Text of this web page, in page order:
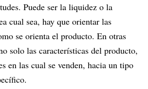
Puede ser la liquidez o la
cual sea, hay que orientar las
se orienta el producto. En otras
solo las características del producto,
en las cual se venden, hacia un tipo